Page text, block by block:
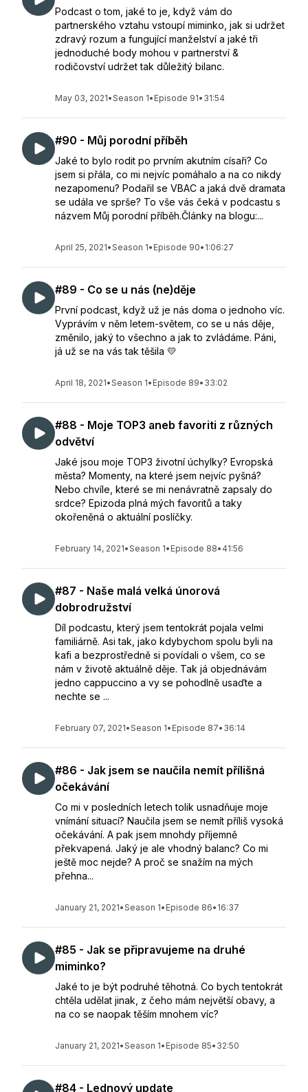
Podcast o tom, jaké to je, když vám do
partnerského vztahu vstoupí miminko, jak si udržet
zdravý rozum a fungující manželství a jaké tři
jednoduché body mohou v partnerství &
rodičovství udržet tak důležitý bilanc.
May 03, 2021•Season 1• Episode 91• 31:54
#90 - Můj porodní příběh
Jaké to bylo rodit po prvním akutním císaři? Co
jsem si přála, co mi nejvíc pomáhalo a na co nikdy
nezapomenu? Podařil se VBAC a jaká dvě dramata
se udála ve sprše? To vše vás čeká v podcastu s
názvem Můj porodní příběh.Články na blogu:...
April 25, 2021•Season 1• Episode 90• 1:06:27
#89 - Co se u nás (ne)děje
První podcast, když už je nás doma o jednoho víc.
Vyprávím v něm letem-světem, co se u nás děje,
změnilo, jaký to všechno a jak to zvládáme. Páni,
já už se na vás tak těšila 💛
April 18, 2021•Season 1• Episode 89• 33:02
#88 - Moje TOP3 aneb favoriti z různých
odvětví
Jaké jsou moje TOP3 životní úchylky? Evropská
města? Momenty, na které jsem nejvíc pyšná?
Nebo chvíle, které se mi nenávratně zapsaly do
srdce? Epizoda plná mých favoritů a taky
okořeněná o aktuální poslíčky.
February 14, 2021•Season 1• Episode 88• 41:56
#87 - Naše malá velká únorová
dobrodružství
Díl podcastu, který jsem tentokrát pojala velmi
familiárně. Asi tak, jako kdybychom spolu byli na
kafi a bezprostředně si povídali o všem, co se
nám v životě aktuálně děje. Tak já objednávám
jedno cappuccino a vy se pohodlně usaďte a
nechte se ...
February 07, 2021•Season 1• Episode 87• 36:14
#86 - Jak jsem se naučila nemít přílišná
očekávání
Co mi v posledních letech tolik usnadňuje moje
vnímání situací? Naučila jsem se nemít příliš vysoká
očekávání. A pak jsem mnohdy příjemně
překvapená. Jaký je ale vhodný balanc? Co mi
ještě moc nejde? A proč se snažím na mých
přehna...
January 21, 2021•Season 1• Episode 86• 16:37
#85 - Jak se připravujeme na druhé
miminko?
Jaké to je být podruhé těhotná. Co bych tentokrát
chtěla udělat jinak, z čeho mám největší obavy, a
na co se naopak těším mnohem víc?
January 21, 2021•Season 1• Episode 85• 32:50
#84 - Lednový update